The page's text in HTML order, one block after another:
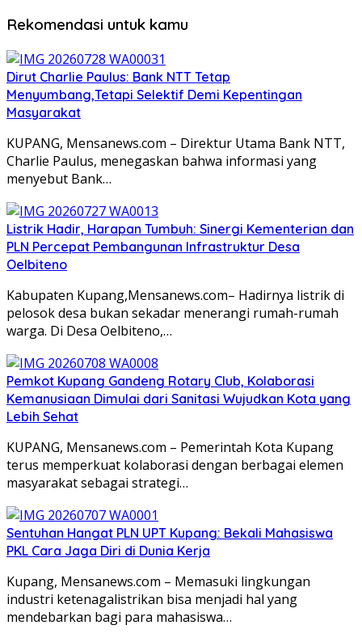
Rekomendasi untuk kamu
Dirut Charlie Paulus: Bank NTT Tetap
Menyumbang,Tetapi Selektif Demi Kepentingan
Masyarakat
KUPANG, Mensanews.com – Direktur Utama Bank NTT,
Charlie Paulus, menegaskan bahwa informasi yang
menyebut Bank…
Listrik Hadir, Harapan Tumbuh: Sinergi Kementerian dan
PLN Percepat Pembangunan Infrastruktur Desa
Oelbiteno
Kabupaten Kupang,Mensanews.com– Hadirnya listrik di
pelosok desa bukan sekadar menerangi rumah-rumah
warga. Di Desa Oelbiteno,…
Pemkot Kupang Gandeng Rotary Club, Kolaborasi
Kemanusiaan Dimulai dari Sanitasi Wujudkan Kota yang
Lebih Sehat
KUPANG, Mensanews.com – Pemerintah Kota Kupang
terus memperkuat kolaborasi dengan berbagai elemen
masyarakat sebagai strategi…
Sentuhan Hangat PLN UPT Kupang: Bekali Mahasiswa
PKL Cara Jaga Diri di Dunia Kerja
Kupang, Mensanews.com – Memasuki lingkungan
industri ketenagalistrikan bisa menjadi hal yang
mendebarkan bagi para mahasiswa…